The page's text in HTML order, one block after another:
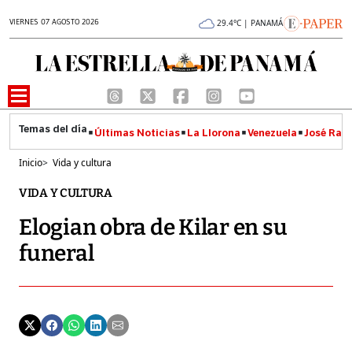
VIERNES 07 AGOSTO 2026 29.4°C | PANAMÁ
Últimas Noticias La Llorona Venezuela José
Inicio> Vida y cultura
VIDA Y CULTURA
Elogian obra de Kilar en su
funeral